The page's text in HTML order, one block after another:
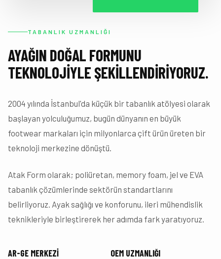
TABANLIK UZMANLIĞI
AYAĞIN DOĞAL FORMUNU
TEKNOLOJIYLE ŞEKILLENDIRIYORUZ.
2004 yılında İstanbul'da küçük bir tabanlık atölyesi olarak
başlayan yolculuğumuz, bugün dünyanın en büyük
footwear markaları için milyonlarca çift ürün üreten bir
teknoloji merkezine dönüştü.
Atak Form olarak; poliüretan, memory foam, jel ve EVA
tabanlık çözümlerinde sektörün standartlarını
belirliyoruz. Ayak sağlığı ve konforunu, ileri mühendislik
teknikleriyle birleştirerek her adımda fark yaratıyoruz.
AR-GE MERKEZI OEM UZMANLIĞI